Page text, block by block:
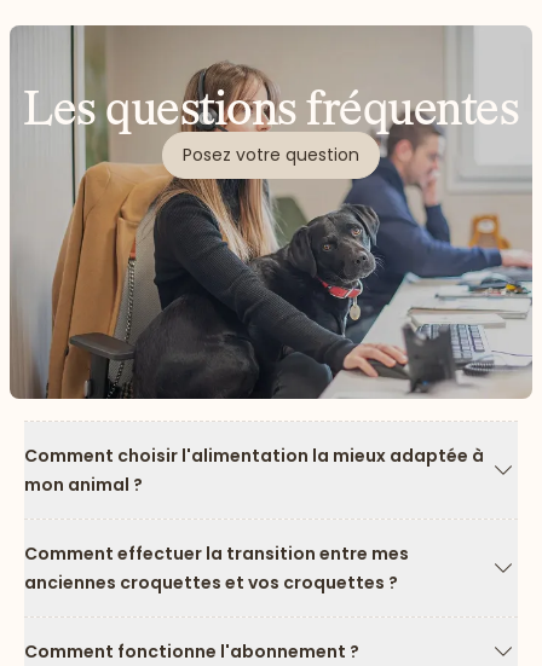
Les questions fréquentes
Posez votre question
Comment choisir l'alimentation la mieux adaptée à
mon animal ?
Comment effectuer la transition entre mes
anciennes croquettes et vos croquettes ?
Comment fonctionne l'abonnement ?